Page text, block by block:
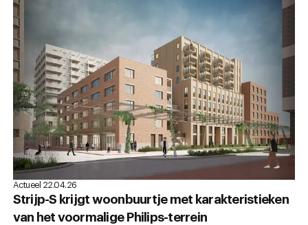
Actueel 22.04.26
Strijp-S krijgt woonbuurtje met karakteristieken
van het voormalige Philips-terrein